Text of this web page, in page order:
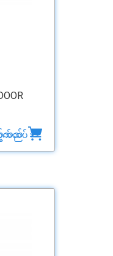
ည့်သည်
က်ထပ် >>